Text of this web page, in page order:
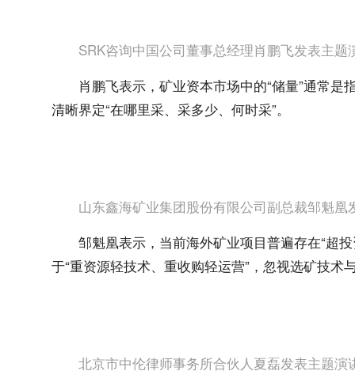
SRK咨询中国公司董事总经理肖鹏飞发表主题
肖鹏飞表示，矿业资本市场中的“储量”通常
清晰界定“在哪里采、采多少、何时采”。
山东鑫海矿业集团股份有限公司副总裁邹魁凰
邹魁凰表示，当前海外矿业项目普遍存在“超
于“重资源轻技术、重收购轻运营”，忽视选矿技术
北京市中伦律师事务所合伙人夏磊发表主题演